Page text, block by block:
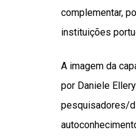
complementar,
instituições
A imagem da
por Daniele
pesquisadores/